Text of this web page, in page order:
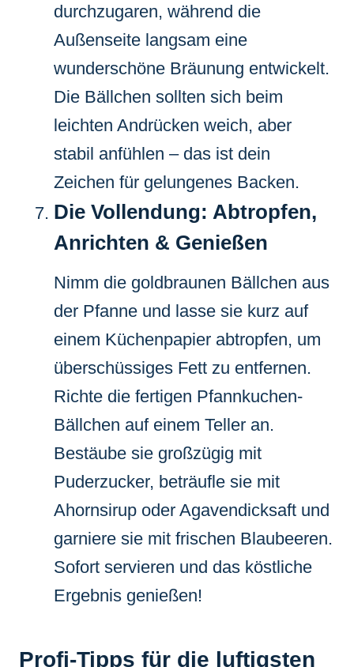
durchzugaren, während die
Außenseite langsam eine
wunderschöne Bräunung entwickelt.
Die Bällchen sollten sich beim
leichten Andrücken weich, aber
stabil anfühlen – das ist dein
Zeichen für gelungenes Backen.
Die Vollendung: Abtropfen,
Anrichten & Genießen
Nimm die goldbraunen Bällchen aus
der Pfanne und lasse sie kurz auf
einem Küchenpapier abtropfen, um
überschüssiges Fett zu entfernen.
Richte die fertigen Pfannkuchen-
Bällchen auf einem Teller an.
Bestäube sie großzügig mit
Puderzucker, beträufle sie mit
Ahornsirup oder Agavendicksaft und
garniere sie mit frischen Blaubeeren.
Sofort servieren und das köstliche
Ergebnis genießen!
Profi-Tipps für die luftigsten